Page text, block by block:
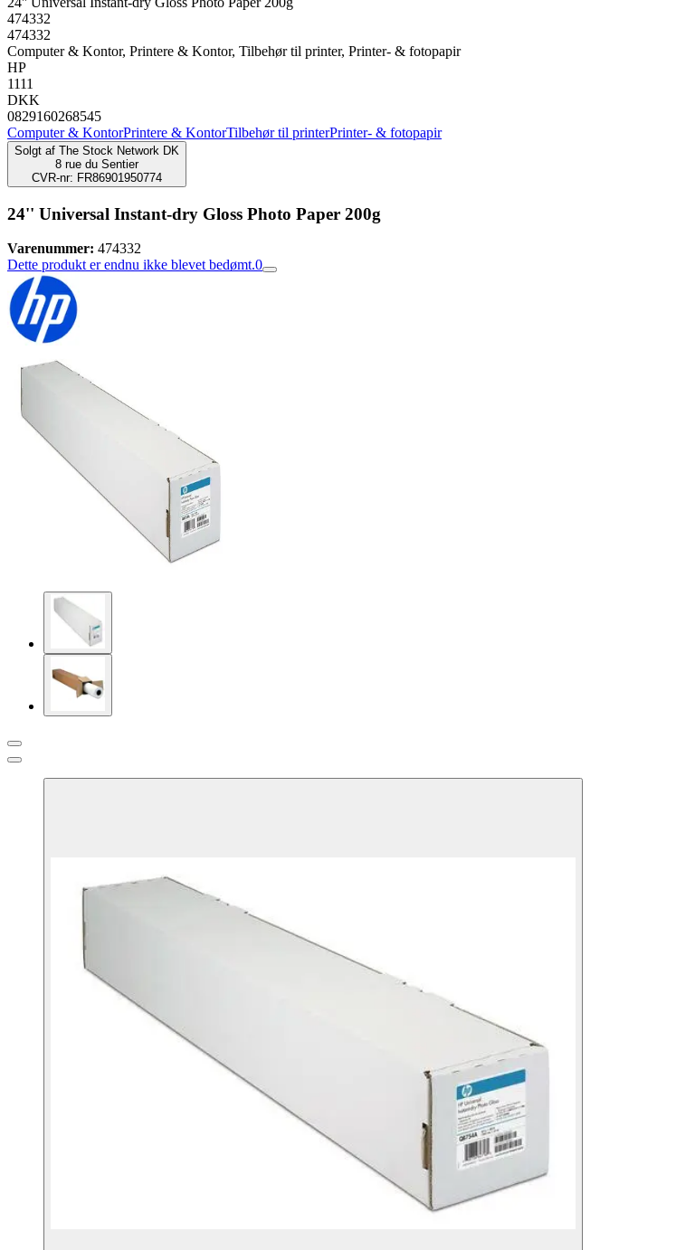
474332
474332
Computer & Kontor, Printere & Kontor, Tilbehør til printer, Printer- & fotopapir
HP
1111
DKK
0829160268545
Computer & KontorPrintere & KontorTilbehør til printerPrinter- & fotopapir
Solgt af The Stock Network DK
8 rue du Sentier
CVR-nr: FR86901950774
24'' Universal Instant-dry Gloss Photo Paper 200g
Varenummer: 474332
Dette produkt er endnu ikke blevet bedømt.0